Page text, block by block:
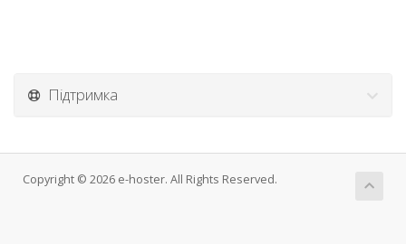
Підтримка
Copyright © 2026 e-hoster. All Rights Reserved.